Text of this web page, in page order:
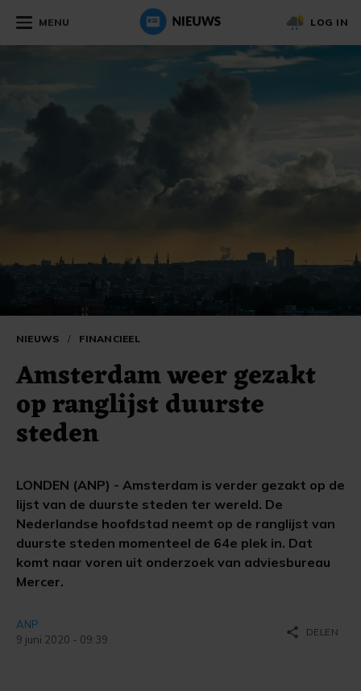
MENU LOG IN
NIEUWS / FINANCIEEL
Amsterdam weer gezakt
op ranglijst duurste
steden
LONDEN (ANP) - Amsterdam is verder gezakt op de
lijst van de duurste steden ter wereld. De
Nederlandse hoofdstad neemt op de ranglijst van
duurste steden momenteel de 64e plek in. Dat
komt naar voren uit onderzoek van adviesbureau
Mercer.
ANP
9 juni 2020 - 09:39
share DELEN